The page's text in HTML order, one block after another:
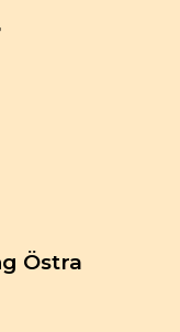
Östra